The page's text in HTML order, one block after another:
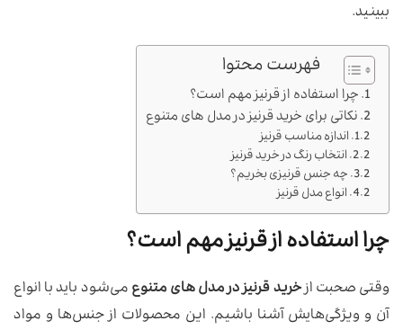
ببینید.
فهرست محتوا
چرا استفاده از قرنیز مهم است؟
نکاتی برای خرید قرنیز در مدل های متنوع
اندازه مناسب قرنیز
انتخاب رنگ در خرید قرنیز
چه جنس قرنیزی بخریم؟
انواع مدل قرنیز
چرا استفاده از قرنیز مهم است؟
وقتی صحبت ازخرید قرنیز در مدل های متنوعمی‌شود باید با انواع
آن و ویژگی‌هایش آشنا باشیم. این محصولات از جنس‌ها و مواد